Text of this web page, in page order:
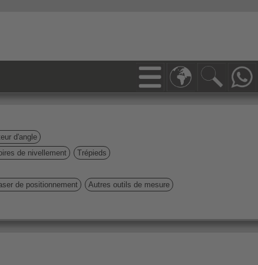
d'angle
de nivellement
Trépieds
de positionnement
Autres outils de mesure